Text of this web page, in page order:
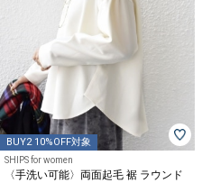
BUY2 10%OFF対象
SHIPS for women
〈手洗い可能〉両面起毛 裾 ラウンド